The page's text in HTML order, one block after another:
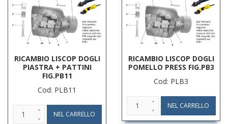
RICAMBIO LISCOP DOGLI
PIASTRA + PATTINI
FIG.PB11
Cod: PLB11
RICAMBIO LISCOP DOGLI
POMELLO PRESS FIG.PB3
Cod: PLB3